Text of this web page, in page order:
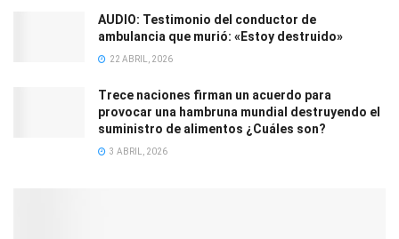
AUDIO: Testimonio del conductor de
ambulancia que murió: «Estoy destruido»
22 ABRIL, 2026
Trece naciones firman un acuerdo para
provocar una hambruna mundial destruyendo el
suministro de alimentos ¿Cuáles son?
3 ABRIL, 2026